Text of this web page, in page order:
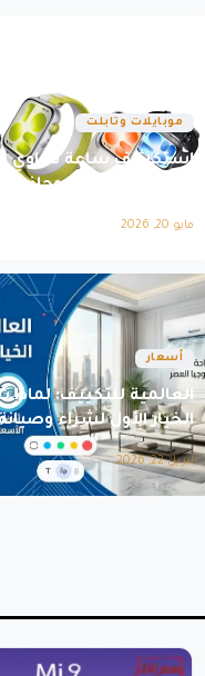
موبايلات وتابلت
أناقة التكنولوجيا وجاذبية
مايو 20, 2026
أسعار
العالمية للتكييف: لماذا
الخيار الأول لشراء
في مصر؟
أبريل 22, 2026